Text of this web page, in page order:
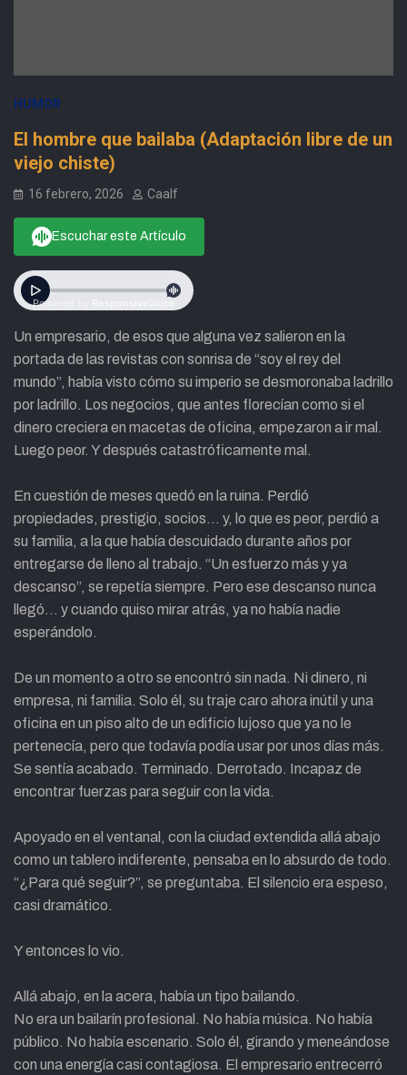
HUMOR
El hombre que bailaba (Adaptación libre de un
viejo chiste)
16 febrero, 2026 Caalf
Escuchar este Artículo
Un empresario, de esos que alguna vez salieron en la
portada de las revistas con sonrisa de “soy el rey del
mundo”, había visto cómo su imperio se desmoronaba ladrillo
por ladrillo. Los negocios, que antes florecían como si el
dinero creciera en macetas de oficina, empezaron a ir mal.
Luego peor. Y después catastróficamente mal.
En cuestión de meses quedó en la ruina. Perdió
propiedades, prestigio, socios… y, lo que es peor, perdió a
su familia, a la que había descuidado durante años por
entregarse de lleno al trabajo. “Un esfuerzo más y ya
descanso”, se repetía siempre. Pero ese descanso nunca
llegó… y cuando quiso mirar atrás, ya no había nadie
esperándolo.
De un momento a otro se encontró sin nada. Ni dinero, ni
empresa, ni familia. Solo él, su traje caro ahora inútil y una
oficina en un piso alto de un edificio lujoso que ya no le
pertenecía, pero que todavía podía usar por unos días más.
Se sentía acabado. Terminado. Derrotado. Incapaz de
encontrar fuerzas para seguir con la vida.
Apoyado en el ventanal, con la ciudad extendida allá abajo
como un tablero indiferente, pensaba en lo absurdo de todo.
“¿Para qué seguir?”, se preguntaba. El silencio era espeso,
casi dramático.
Y entonces lo vio.
Allá abajo, en la acera, había un tipo bailando.
No era un bailarín profesional. No había música. No había
público. No había escenario. Solo él, girando y meneándose
con una energía casi contagiosa. El empresario entrecerró